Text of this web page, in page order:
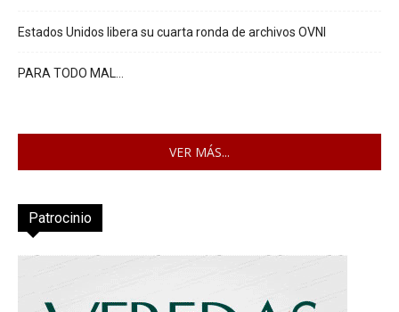
Estados Unidos libera su cuarta ronda de archivos OVNI
PARA TODO MAL…
VER MÁS...
Patrocinio